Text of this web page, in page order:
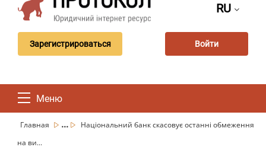
RU
Зарегистрироваться Войти
Меню
Главная ...
Національний банк скасовує останні обмеження
на ви...